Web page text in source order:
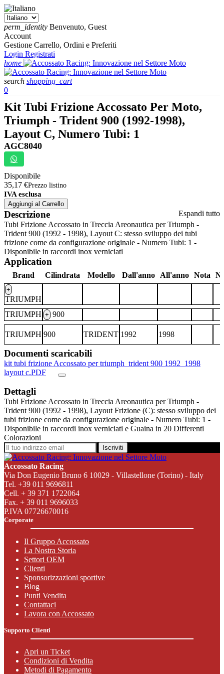
perm_identity Benvenuto, Guest
Account
Gestione Carrello, Ordini e Preferiti
Login Registrati
home
search shopping_cart
0
Kit Tubi Frizione Accossato Per Moto,
Triumph - Trident 900 (1992-1998),
Layout C, Numero Tubi: 1
AGC8040
Disponibile
35,17 €Prezzo listino
IVA esclusa
Aggiungi al Carrello
Espandi tutto
Descrizione
Tubi Frizione Accossato in Treccia Areonautica per Triumph -
Trident 900 (1992 - 1998), Layout C: stesso sviluppo dei tubi
frizione come da configurazione originale - Numero Tubi: 1 -
Disponibile in raccordi inox verniciati
Application
Brand Cilindrata Modello Dall'anno All'anno Nota
+
TRIUMPH
TRIUMPH + 900
TRIUMPH 900 TRIDENT 1992 1998
Documenti scaricabili
kit tubi frizione Accossato per triumph_trident 900 1992_1998
layout c.PDF
Dettagli
Tubi Frizione Accossato in Treccia Areonautica per Triumph -
Trident 900 (1992 - 1998), Layout Frizione (C): stesso sviluppo dei
tubi frizione come da configurazione originale - Numero Tubi: 1 -
Disponibile in raccordi inox verniciati e Guaina in 20 Differenti
Colorazioni
Iscriviti
Accossato Racing
Via Don Eugenio Bruno 6 10029 - Villastellone (Torino) - Italy
Tel. +39 011 9696811
Cell. + 39 371 1722064
Fax. + 39 011 9696033
P.IVA 07726670016
Corporate
Il Gruppo Accossato
La Nostra Storia
Settori OEM
Clienti
Sponsorizzazioni sportive
Blog
Punti Vendita
Contattaci
Lavora con Accossato
Supporto Clienti
Apri un Ticket
Condizioni di Vendita
Metodi di Pagamento